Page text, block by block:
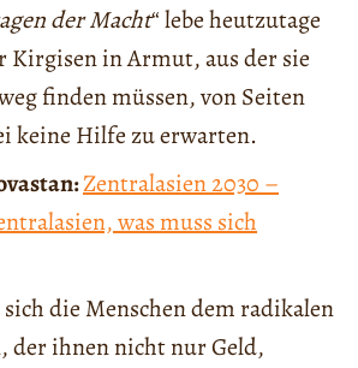
der Macht“ lebe heutzutage
Kirgisen in Armut, aus der sie
finden müssen, von Seiten
keine Hilfe zu erwarten.
Zentralasien 2030 –
was muss sich
die Menschen dem radikalen
der ihnen nicht nur Geld,